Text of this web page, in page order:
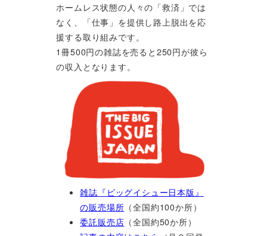
ホームレス状態の人々の「救済」では
なく、「仕事」を提供し路上脱出を応
援する取り組みです。
1冊500円の雑誌を売ると250円が彼ら
の収入となります。
雑誌『ビッグイシュー日本版』
の販売場所 （全国約100か所）
委託販売店 （全国約50か所）